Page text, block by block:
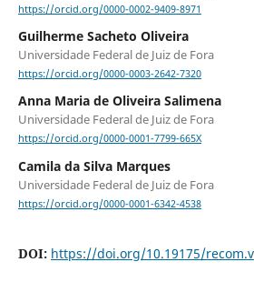
https://orcid.org/0000-0002-9409-8971
Guilherme Sacheto Oliveira
Universidade Federal de Juiz de Fora
https://orcid.org/0000-0003-2642-7320
Anna Maria de Oliveira Salimena
Universidade Federal de Juiz de Fora
https://orcid.org/0000-0001-7799-665X
Camila da Silva Marques
Universidade Federal de Juiz de Fora
https://orcid.org/0000-0001-6342-4538
DOI: https://doi.org/10.19175/